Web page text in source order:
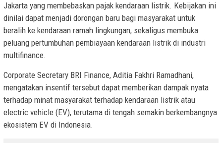
Jakarta yang membebaskan pajak kendaraan listrik. Kebijakan ini
dinilai dapat menjadi dorongan baru bagi masyarakat untuk
beralih ke kendaraan ramah lingkungan, sekaligus membuka
peluang pertumbuhan pembiayaan kendaraan listrik di industri
multifinance.
Corporate Secretary BRI Finance, Aditia Fakhri Ramadhani,
mengatakan insentif tersebut dapat memberikan dampak nyata
terhadap minat masyarakat terhadap kendaraan listrik atau
electric vehicle (EV), terutama di tengah semakin berkembangnya
ekosistem EV di Indonesia.